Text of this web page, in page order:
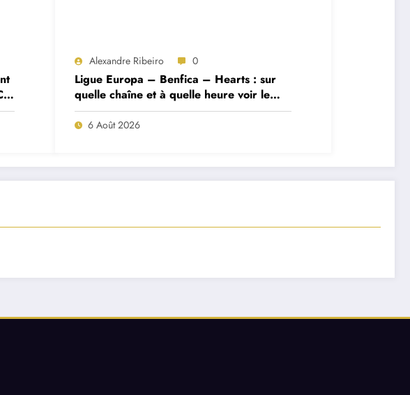
Alexandre Ribeiro 0
Ligue Europa – Benfica – Hearts : sur
quelle chaîne et à quelle heure voir le
match ?
6 Août 2026